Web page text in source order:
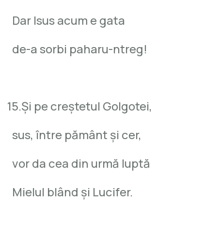
Dar Isus acum e gata
de-a sorbi paharu-ntreg!
15.Şi pe creştetul Golgotei,
sus, între pământ şi cer,
vor da cea din urmă luptă
Mielul blând şi Lucifer.